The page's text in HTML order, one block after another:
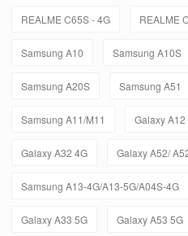
REALME C65S - 4G REALME
Samsung A10 Samsung A10S
Samsung A20S Samsung A51
Samsung A11/M11 Galaxy A12
Galaxy A32 4G Galaxy A52/
Samsung A13-4G/A13-5G/A04S-4G
Galaxy A33 5G Galaxy A53 5G